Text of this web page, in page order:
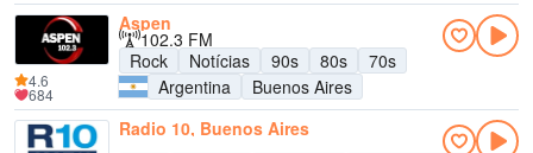
Aspen
102.3 FM
Rock
Notícias 90s 80s
70s
Argentina
Buenos Aires
4.6
684
Radio 10, Buenos Aires